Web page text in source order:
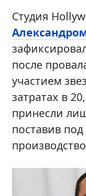
Студия
после
участием
затратах в
принесли
поставив